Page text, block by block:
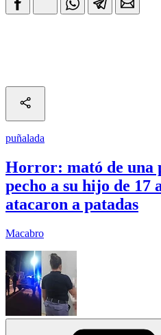
puñalada
Horror: mató de una
pecho a su hijo de 17
atacaron a patadas
Macabro